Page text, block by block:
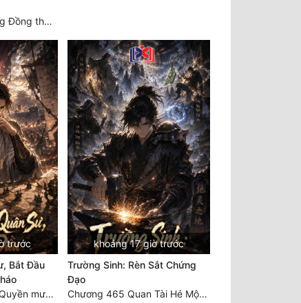
Chương 1385 Trùng Đồng thấu ảo cảnh, lĩnh hội Pháp tắc Nhân Quả
trước
Bắt Đầu
Chương 1054 Tôn Quyền mưu nghịch, bí văn kinh thiên (2/2)
khoảng 17 giờ trước
Trường Sinh: Rèn Sắt Chứng
Đạo
Chương 465 Quan Tài Hé Một Khe, Tro Xám Khóa Thiên Kiêu